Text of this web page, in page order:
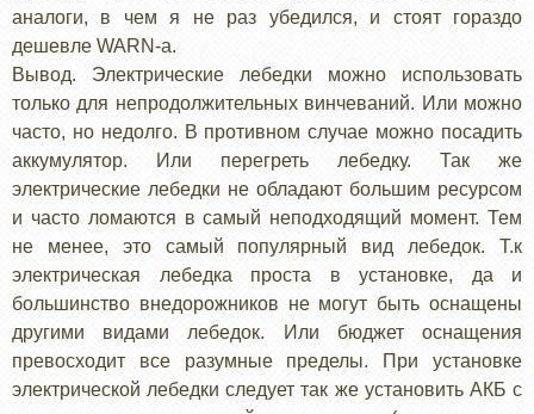
аналоги, в чем я не раз убедился, и стоят гораздо
дешевле WARN-а.
Вывод. Электрические лебедки можно использовать
только для непродолжительных винчеваний. Или можно
часто, но недолго. В противном случае можно посадить
аккумулятор. Или перегреть лебедку. Так же
электрические лебедки не обладают большим ресурсом
и часто ломаются в самый неподходящий момент. Тем
не менее, это самый популярный вид лебедок. Т.к
электрическая лебедка проста в установке, да и
большинство внедорожников не могут быть оснащены
другими видами лебедок. Или бюджет оснащения
превосходит все разумные пределы. При установке
электрической лебедки следует так же установить АКБ с